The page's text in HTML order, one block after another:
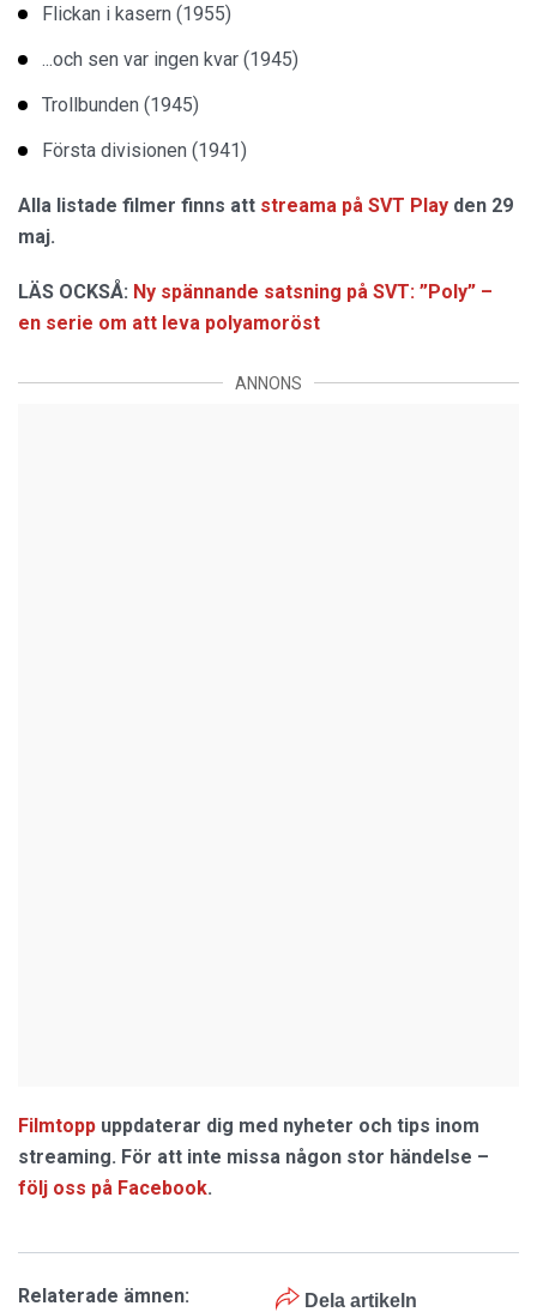
Flickan i kasern (1955)
...och sen var ingen kvar (1945)
Trollbunden (1945)
Första divisionen (1941)
Alla listade filmer finns att streama på SVT Play den 29
maj.
LÄS OCKSÅ: Ny spännande satsning på SVT: ”Poly” –
en serie om att leva polyamoröst
ANNONS
Filmtopp uppdaterar dig med nyheter och tips inom
streaming. För att inte missa någon stor händelse –
följ oss på Facebook.
Dela artikeln
Relaterade ämnen: